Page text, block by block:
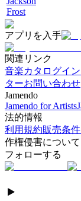
Frost
アプリを入手
関連リンク
音楽カタログイ
ターお問い合わせ
Jamendo
Jamendo for Artists
法的情報
利用規約販売条件
作権侵害について
フォローする